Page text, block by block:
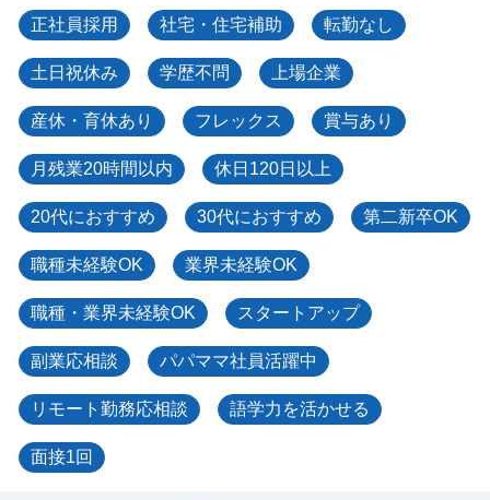
正社員採用 社宅・住宅補助 転勤なし
土日祝休み 学歴不問 上場企業
産休・育休あり フレックス 賞与あり
月残業20時間以内 休日120日以上
20代におすすめ 30代におすすめ 第二新卒OK
職種未経験OK 業界未経験OK
職種・業界未経験OK スタートアップ
副業応相談 パパママ社員活躍中
リモート勤務応相談 語学力を活かせる
面接1回